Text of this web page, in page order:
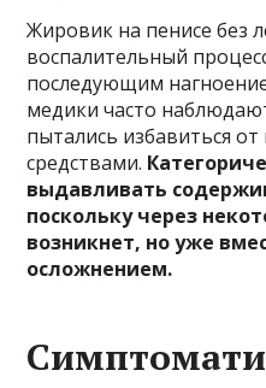
Жировик на пенисе без
воспалительный
последующим
медики часто
пытались избавиться
средствами.
выдавливать
поскольку через
возникнет, но уже
осложнением.